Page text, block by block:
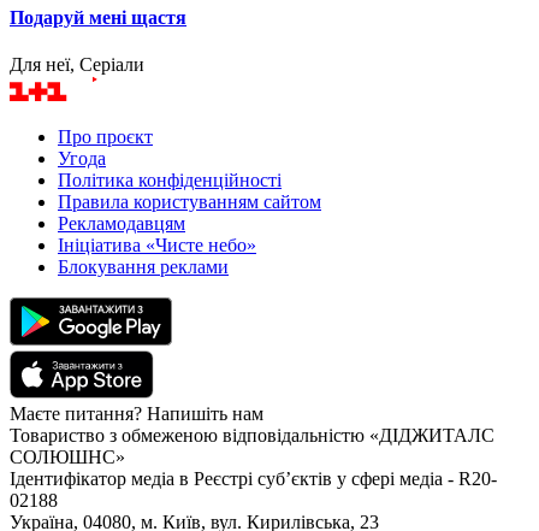
Подаруй мені щастя
Для неї, Серіали
Про проєкт
Угода
Політика конфіденційності
Правила користуванням сайтом
Рекламодавцям
Ініціатива «Чисте небо»
Блокування реклами
Маєте питання? Напишіть нам
Товариство з обмеженою відповідальністю «ДІДЖИТАЛС
СОЛЮШНС»
Ідентифікатор медіа в Реєстрі суб’єктів у сфері медіа - R20-
02188
Україна, 04080, м. Київ, вул. Кирилівська, 23